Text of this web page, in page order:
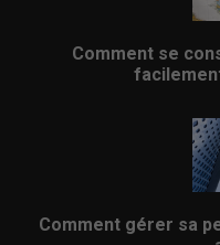
Comment se
Comment gérer sa